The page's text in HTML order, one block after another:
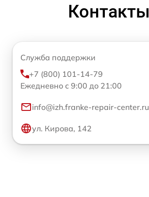
Контакты
Служба поддержки
+7 (800) 101-14-79
Ежедневно с 9:00 до 21:00
info@izh.franke-repair-center.ru
ул. Кирова, 142